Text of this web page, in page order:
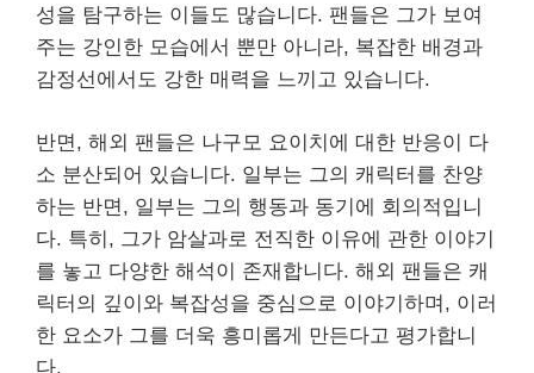
성을 탐구하는 이들도 많습니다. 팬들은 그가 보여
주는 강인한 모습에서 뿐만 아니라, 복잡한 배경과
감정선에서도 강한 매력을 느끼고 있습니다.
반면, 해외 팬들은 나구모 요이치에 대한 반응이 다
소 분산되어 있습니다. 일부는 그의 캐릭터를 찬양
하는 반면, 일부는 그의 행동과 동기에 회의적입니
다. 특히, 그가 암살과로 전직한 이유에 관한 이야기
를 놓고 다양한 해석이 존재합니다. 해외 팬들은 캐
릭터의 깊이와 복잡성을 중심으로 이야기하며, 이러
한 요소가 그를 더욱 흥미롭게 만든다고 평가합니
다.